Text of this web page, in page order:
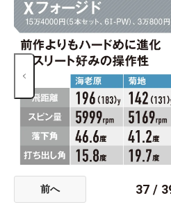
前へ 37 /